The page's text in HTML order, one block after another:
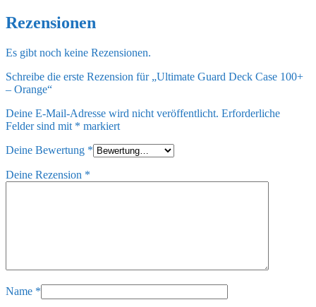
Rezensionen
Es gibt noch keine Rezensionen.
Schreibe die erste Rezension für „Ultimate Guard Deck Case 100+
– Orange“
Deine E-Mail-Adresse wird nicht veröffentlicht. Erforderliche
Felder sind mit * markiert
Deine Bewertung *
Deine Rezension *
Name *